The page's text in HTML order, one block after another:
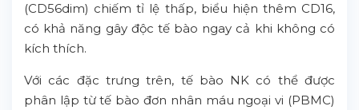
(CD56dim) chiếm tỉ lệ thấp, biểu hiện thêm CD16,
có khả năng gây độc tế bào ngay cả khi không có
kích thích.
Với các đặc trưng trên, tế bào NK có thể được
phân lập từ tế bào đơn nhân máu ngoại vi (PBMC)